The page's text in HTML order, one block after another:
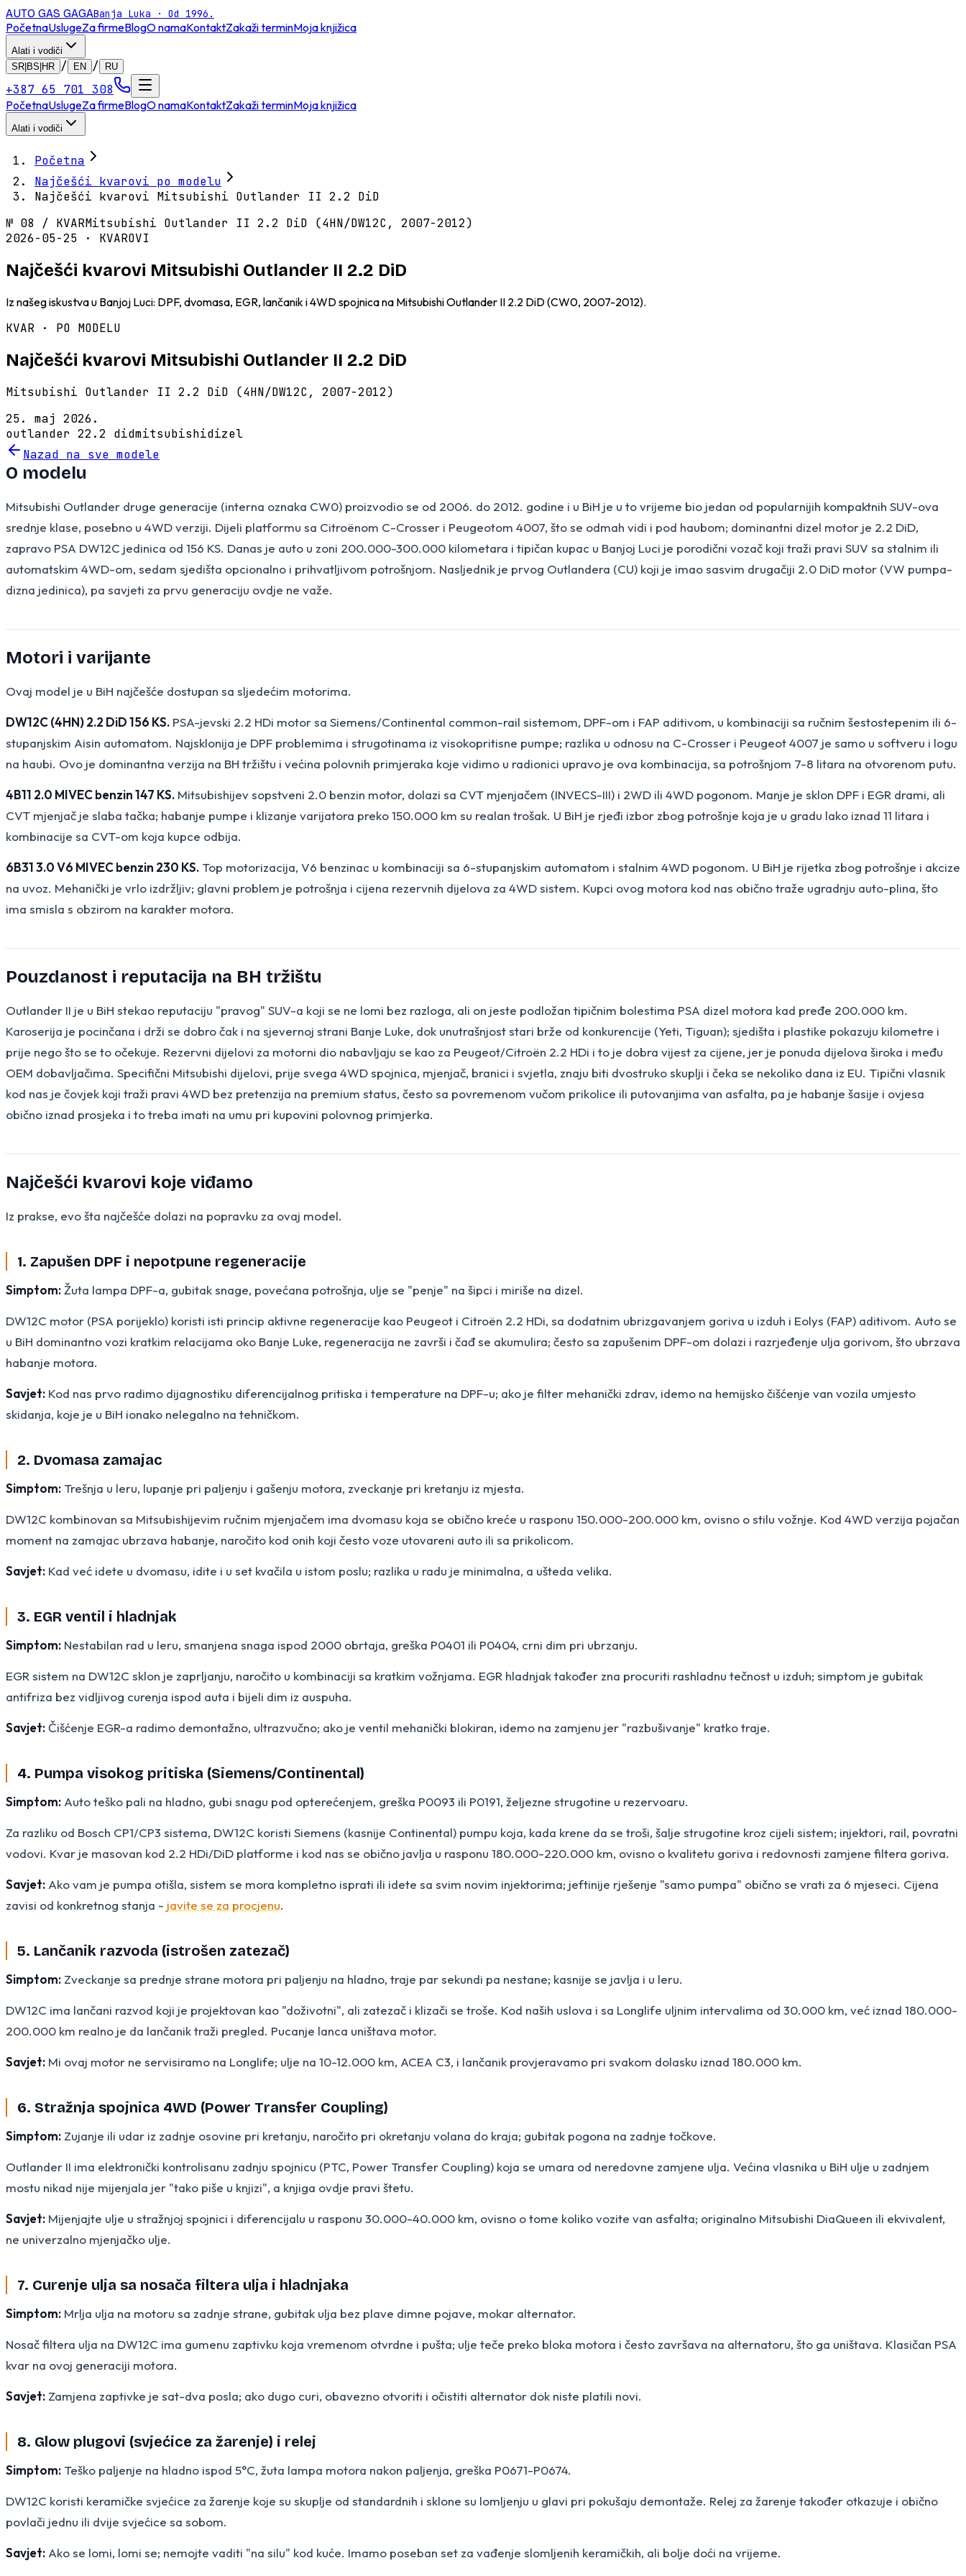
AUTO GAS GAGABanja Luka · Od 1996.
PočetnaUslugeZa firmeBlogO namaKontaktZakaži terminMoja knjižica
Alati i vodiči
SR|BS|HR
/ EN / RU
+387 65 701 308
PočetnaUslugeZa firmeBlogO namaKontaktZakaži terminMoja knjižica
Alati i vodiči
Početna
Najčešći kvarovi po modelu
Najčešći kvarovi Mitsubishi Outlander II 2.2 DiD
№ 08 / KVARMitsubishi Outlander II 2.2 DiD (4HN/DW12C, 2007-2012)
2026-05-25 · KVAROVI
Najčešći kvarovi Mitsubishi Outlander II 2.2 DiD
Iz našeg iskustva u Banjoj Luci: DPF, dvomasa, EGR, lančanik i 4WD spojnica na Mitsubishi Outlander II 2.2 DiD (CW0, 2007-2012).
KVAR · PO MODELU
Najčešći kvarovi Mitsubishi Outlander II 2.2 DiD
Mitsubishi Outlander II 2.2 DiD (4HN/DW12C, 2007-2012)
25. maj 2026.
outlander 22.2 didmitsubishidizel
Nazad na sve modele
O modelu
Mitsubishi Outlander druge generacije (interna oznaka CW0) proizvodio se od 2006. do 2012. godine i u BiH je u to vrijeme bio jedan od popularnijih kompaktnih SUV-ova
srednje klase, posebno u 4WD verziji. Dijeli platformu sa Citroënom C-Crosser i Peugeotom 4007, što se odmah vidi i pod haubom; dominantni dizel motor je 2.2 DiD,
zapravo PSA DW12C jedinica od 156 KS. Danas je auto u zoni 200.000-300.000 kilometara i tipičan kupac u Banjoj Luci je porodični vozač koji traži pravi SUV sa stalnim ili
automatskim 4WD-om, sedam sjedišta opcionalno i prihvatljivom potrošnjom. Nasljednik je prvog Outlandera (CU) koji je imao sasvim drugačiji 2.0 DiD motor (VW pumpa-
dizna jedinica), pa savjeti za prvu generaciju ovdje ne važe.
Motori i varijante
Ovaj model je u BiH najčešće dostupan sa sljedećim motorima.
DW12C (4HN) 2.2 DiD 156 KS. PSA-jevski 2.2 HDi motor sa Siemens/Continental common-rail sistemom, DPF-om i FAP aditivom, u kombinaciji sa ručnim šestostepenim ili 6-
stupanjskim Aisin automatom. Najsklonija je DPF problemima i strugotinama iz visokopritisne pumpe; razlika u odnosu na C-Crosser i Peugeot 4007 je samo u softveru i logu
na haubi. Ovo je dominantna verzija na BH tržištu i većina polovnih primjeraka koje vidimo u radionici upravo je ova kombinacija, sa potrošnjom 7-8 litara na otvorenom putu.
4B11 2.0 MIVEC benzin 147 KS. Mitsubishijev sopstveni 2.0 benzin motor, dolazi sa CVT mjenjačem (INVECS-III) i 2WD ili 4WD pogonom. Manje je sklon DPF i EGR drami, ali
CVT mjenjač je slaba tačka; habanje pumpe i klizanje varijatora preko 150.000 km su realan trošak. U BiH je rjeđi izbor zbog potrošnje koja je u gradu lako iznad 11 litara i
kombinacije sa CVT-om koja kupce odbija.
6B31 3.0 V6 MIVEC benzin 230 KS. Top motorizacija, V6 benzinac u kombinaciji sa 6-stupanjskim automatom i stalnim 4WD pogonom. U BiH je rijetka zbog potrošnje i akcize
na uvoz. Mehanički je vrlo izdržljiv; glavni problem je potrošnja i cijena rezervnih dijelova za 4WD sistem. Kupci ovog motora kod nas obično traže ugradnju auto-plina, što
ima smisla s obzirom na karakter motora.
Pouzdanost i reputacija na BH tržištu
Outlander II je u BiH stekao reputaciju "pravog" SUV-a koji se ne lomi bez razloga, ali on jeste podložan tipičnim bolestima PSA dizel motora kad pređe 200.000 km.
Karoserija je pocinčana i drži se dobro čak i na sjevernoj strani Banje Luke, dok unutrašnjost stari brže od konkurencije (Yeti, Tiguan); sjedišta i plastike pokazuju kilometre i
prije nego što se to očekuje. Rezervni dijelovi za motorni dio nabavljaju se kao za Peugeot/Citroën 2.2 HDi i to je dobra vijest za cijene, jer je ponuda dijelova široka i među
OEM dobavljačima. Specifični Mitsubishi dijelovi, prije svega 4WD spojnica, mjenjač, branici i svjetla, znaju biti dvostruko skuplji i čeka se nekoliko dana iz EU. Tipični vlasnik
kod nas je čovjek koji traži pravi 4WD bez pretenzija na premium status, često sa povremenom vučom prikolice ili putovanjima van asfalta, pa je habanje šasije i ovjesa
obično iznad prosjeka i to treba imati na umu pri kupovini polovnog primjerka.
Najčešći kvarovi koje viđamo
Iz prakse, evo šta najčešće dolazi na popravku za ovaj model.
1. Zapušen DPF i nepotpune regeneracije
Simptom:Žuta lampa DPF-a, gubitak snage, povećana potrošnja, ulje se "penje" na šipci i miriše na dizel.
DW12C motor (PSA porijeklo) koristi isti princip aktivne regeneracije kao Peugeot i Citroën 2.2 HDi, sa dodatnim ubrizgavanjem goriva u izduh i Eolys (FAP) aditivom. Auto se
u BiH dominantno vozi kratkim relacijama oko Banje Luke, regeneracija ne završi i čađ se akumulira; često sa zapušenim DPF-om dolazi i razrjeđenje ulja gorivom, što ubrzava
habanje motora.
Savjet: Kod nas prvo radimo dijagnostiku diferencijalnog pritiska i temperature na DPF-u; ako je filter mehanički zdrav, idemo na hemijsko čišćenje van vozila umjesto
skidanja, koje je u BiH ionako nelegalno na tehničkom.
2. Dvomasa zamajac
Simptom: Trešnja u leru, lupanje pri paljenju i gašenju motora, zveckanje pri kretanju iz mjesta.
DW12C kombinovan sa Mitsubishijevim ručnim mjenjačem ima dvomasu koja se obično kreće u rasponu 150.000-200.000 km, ovisno o stilu vožnje. Kod 4WD verzija pojačan
moment na zamajac ubrzava habanje, naročito kod onih koji često voze utovareni auto ili sa prikolicom.
Savjet: Kad već idete u dvomasu, idite i u set kvačila u istom poslu; razlika u radu je minimalna, a ušteda velika.
3. EGR ventil i hladnjak
Simptom: Nestabilan rad u leru, smanjena snaga ispod 2000 obrtaja, greška P0401 ili P0404, crni dim pri ubrzanju.
EGR sistem na DW12C sklon je zaprljanju, naročito u kombinaciji sa kratkim vožnjama. EGR hladnjak također zna procuriti rashladnu tečnost u izduh; simptom je gubitak
antifriza bez vidljivog curenja ispod auta i bijeli dim iz auspuha.
Savjet:Čišćenje EGR-a radimo demontažno, ultrazvučno; ako je ventil mehanički blokiran, idemo na zamjenu jer "razbušivanje" kratko traje.
4. Pumpa visokog pritiska (Siemens/Continental)
Simptom: Auto teško pali na hladno, gubi snagu pod opterećenjem, greška P0093 ili P0191, željezne strugotine u rezervoaru.
Za razliku od Bosch CP1/CP3 sistema, DW12C koristi Siemens (kasnije Continental) pumpu koja, kada krene da se troši, šalje strugotine kroz cijeli sistem; injektori, rail, povratni
vodovi. Kvar je masovan kod 2.2 HDi/DiD platforme i kod nas se obično javlja u rasponu 180.000-220.000 km, ovisno o kvalitetu goriva i redovnosti zamjene filtera goriva.
Savjet: Ako vam je pumpa otišla, sistem se mora kompletno isprati ili idete sa svim novim injektorima; jeftinije rješenje "samo pumpa" obično se vrati za 6 mjeseci. Cijena
zavisi od konkretnog stanja - javite se za procjenu.
5. Lančanik razvoda (istrošen zatezač)
Simptom: Zveckanje sa prednje strane motora pri paljenju na hladno, traje par sekundi pa nestane; kasnije se javlja i u leru.
DW12C ima lančani razvod koji je projektovan kao "doživotni", ali zatezač i klizači se troše. Kod naših uslova i sa Longlife uljnim intervalima od 30.000 km, već iznad 180.000-
200.000 km realno je da lančanik traži pregled. Pucanje lanca uništava motor.
Savjet: Mi ovaj motor ne servisiramo na Longlife; ulje na 10-12.000 km, ACEA C3, i lančanik provjeravamo pri svakom dolasku iznad 180.000 km.
6. Stražnja spojnica 4WD (Power Transfer Coupling)
Simptom: Zujanje ili udar iz zadnje osovine pri kretanju, naročito pri okretanju volana do kraja; gubitak pogona na zadnje točkove.
Outlander II ima elektronički kontrolisanu zadnju spojnicu (PTC, Power Transfer Coupling) koja se umara od neredovne zamjene ulja. Većina vlasnika u BiH ulje u zadnjem
mostu nikad nije mijenjala jer "tako piše u knjizi", a knjiga ovdje pravi štetu.
Savjet: Mijenjajte ulje u stražnjoj spojnici i diferencijalu u rasponu 30.000-40.000 km, ovisno o tome koliko vozite van asfalta; originalno Mitsubishi DiaQueen ili ekvivalent,
ne univerzalno mjenjačko ulje.
7. Curenje ulja sa nosača filtera ulja i hladnjaka
Simptom: Mrlja ulja na motoru sa zadnje strane, gubitak ulja bez plave dimne pojave, mokar alternator.
Nosač filtera ulja na DW12C ima gumenu zaptivku koja vremenom otvrdne i pušta; ulje teče preko bloka motora i često završava na alternatoru, što ga uništava. Klasičan PSA
kvar na ovoj generaciji motora.
Savjet: Zamjena zaptivke je sat-dva posla; ako dugo curi, obavezno otvoriti i očistiti alternator dok niste platili novi.
8. Glow plugovi (svjećice za žarenje) i relej
Simptom: Teško paljenje na hladno ispod 5°C, žuta lampa motora nakon paljenja, greška P0671-P0674.
DW12C koristi keramičke svjećice za žarenje koje su skuplje od standardnih i sklone su lomljenju u glavi pri pokušaju demontaže. Relej za žarenje također otkazuje i obično
povlači jednu ili dvije svjećice sa sobom.
Savjet: Ako se lomi, lomi se; nemojte vaditi "na silu" kod kuće. Imamo poseban set za vađenje slomljenih keramičkih, ali bolje doći na vrijeme.